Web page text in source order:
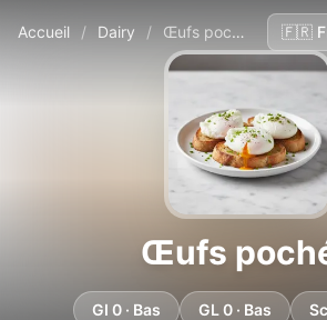
Accueil / Dairy / Œufs pochés
Œufs
GI 0 · Bas GL 0 · Bas